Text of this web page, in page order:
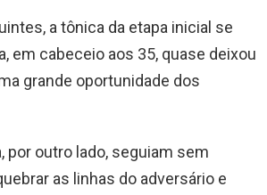
a tônica da etapa inicial se
em cabeceio aos 35, quase deixou
grande oportunidade dos
por outro lado, seguiam sem
as linhas do adversário e